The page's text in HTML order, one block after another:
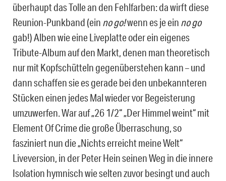
überhaupt das Tolle an den Fehlfarben: da wirft diese
Reunion-Punkband (ein no go!wenn es je ein no go
gab!) Alben wie eine Liveplatte oder ein eigenes
Tribute-Album auf den Markt, denen man theoretisch
nur mit Kopfschütteln gegenüberstehen kann – und
dann schaffen sie es gerade bei den unbekannteren
Stücken einen jedes Mal wieder vor Begeisterung
umzuwerfen. War auf „26 1/2“ „Der Himmel weint“ mit
Element Of Crime die große Überraschung, so
fasziniert nun die „Nichts erreicht meine Welt“
Liveversion, in der Peter Hein seinen Weg in die innere
Isolation hymnisch wie selten zuvor besingt und auch